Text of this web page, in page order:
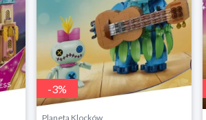
-3%
Planeta Klocków